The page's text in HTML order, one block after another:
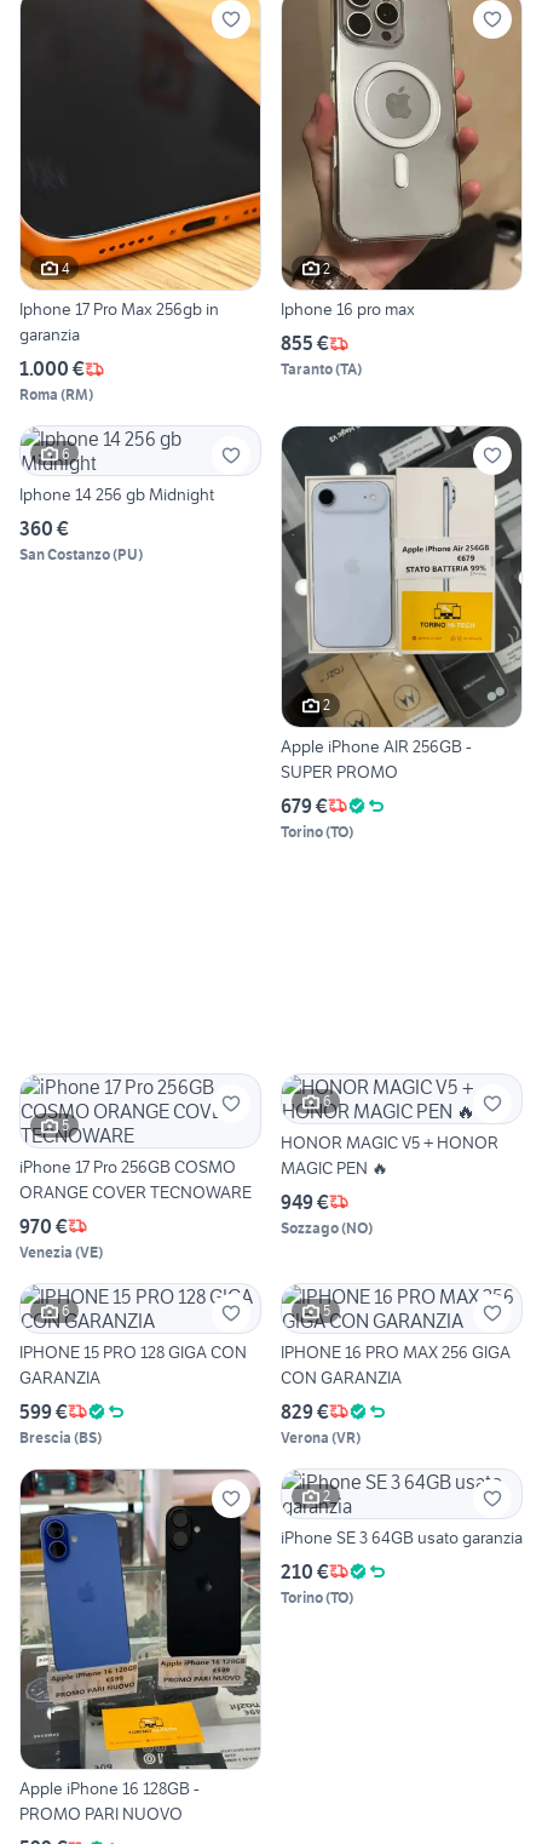
4
Iphone 17 Pro Max 256gb in
garanzia
1.000 €
Roma (RM)
2
Iphone 16 pro max
855 €
Taranto(TA)
6
Iphone 14 256 gb Midnight
360 €
San Costanzo(PU)
2
Apple iPhone AIR 256GB -
SUPER PROMO
679 €
Torino(TO)
5
iPhone 17 Pro 256GB COSMO
ORANGE COVER TECNOWARE
970 €
Venezia (VE)
6
HONOR MAGIC V5 + HONOR
MAGIC PEN 🔥
949 €
Sozzago(NO)
6
IPHONE 15 PRO 128 GIGA CON
GARANZIA
599 €
Brescia (BS)
5
IPHONE 16 PRO MAX 256 GIGA
CON GARANZIA
829 €
Verona (VR)
Apple iPhone 16 128GB -
PROMO PARI NUOVO
2
iPhone SE 3 64GB usato garanzia
210 €
Torino(TO)